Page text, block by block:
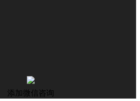
添加微信咨询